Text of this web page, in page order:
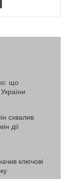
що
схвалив
дії
ключові